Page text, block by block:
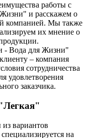
работы с
и расскажем о
компанией. Мы также
их мнение о
- Вода для Жизни"
– компания
сотрудничества
удовлетворения
заказчика.
вариантов
на